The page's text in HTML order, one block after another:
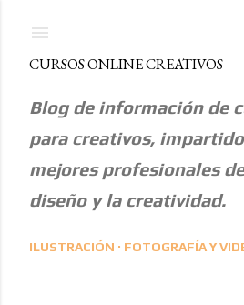
CURSOS ONLINE CREATIVOS
Blog de información de
para creativos,
mejores profesionales
diseño y la creatividad.
ILUSTRACIÓN FOTOGRAFÍA Y